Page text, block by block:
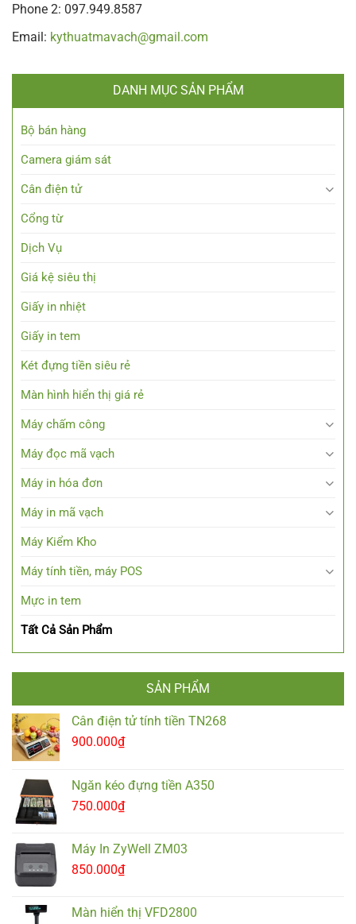
Phone 2: 097.949.8587
Email: kythuatmavach@gmail.com
DANH MỤC SẢN PHẨM
Bộ bán hàng
Camera giám sát
Cân điện tử
Cổng từ
Dịch Vụ
Giá kệ siêu thị
Giấy in nhiệt
Giấy in tem
Két đựng tiền siêu rẻ
Màn hình hiển thị giá rẻ
Máy chấm công
Máy đọc mã vạch
Máy in hóa đơn
Máy in mã vạch
Máy Kiểm Kho
Máy tính tiền, máy POS
Mực in tem
Tất Cả Sản Phẩm
SẢN PHẨM
Cân điện tử tính tiền TN268
900.000₫
Ngăn kéo đựng tiền A350
750.000₫
Máy In ZyWell ZM03
850.000₫
Màn hiển thị VFD2800